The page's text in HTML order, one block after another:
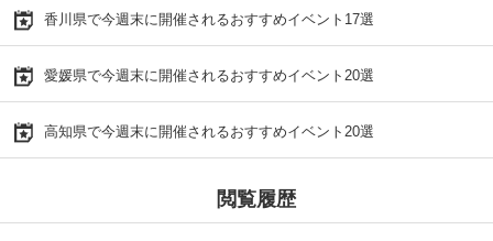
香川県で今週末に開催されるおすすめイベント17選
愛媛県で今週末に開催されるおすすめイベント20選
高知県で今週末に開催されるおすすめイベント20選
閲覧履歴